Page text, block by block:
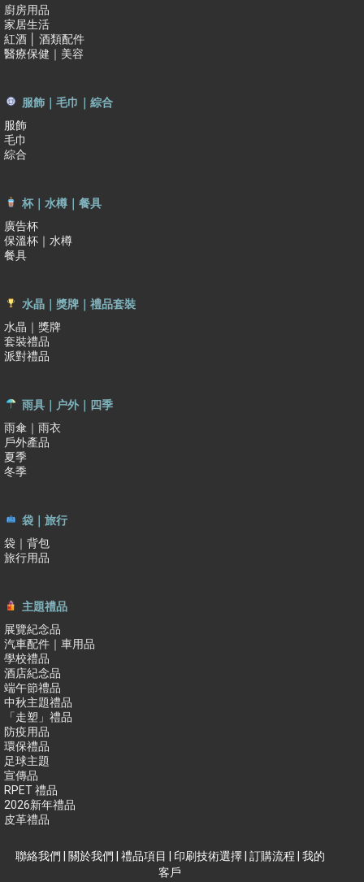
廚房用品
家居生活
紅酒 │ 酒類配件
醫療保健｜美容
服飾｜毛巾｜綜合
服飾
毛巾
綜合
杯｜水樽｜餐具
廣告杯
保溫杯｜水樽
餐具
水晶｜獎牌｜禮品套裝
水晶｜獎牌
套裝禮品
派對禮品
雨具｜户外｜四季
雨傘｜雨衣
戶外產品
夏季
冬季
袋｜旅行
袋｜背包
旅行用品
主題禮品
展覽紀念品
汽車配件｜車用品
學校禮品
酒店紀念品
端午節禮品
中秋主題禮品
「走塑」禮品
防疫用品
環保禮品
足球主題
宣傳品
RPET 禮品
2026新年禮品
皮革禮品
聯絡我們 | 關於我們 | 禮品項目 | 印刷技術選擇| 訂購流程 | 我的
客戶